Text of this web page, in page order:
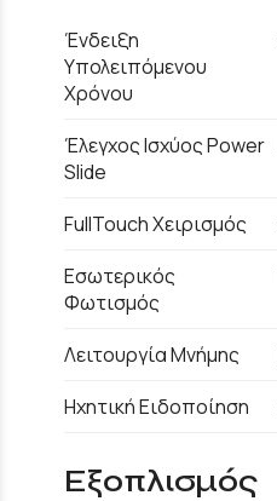
Ένδειξη
Υπολειπόμενου
Χρόνου
Έλεγχος Ισχύος Power
Slide
FullTouch Χειρισμός
Εσωτερικός
Φωτισμός
Λειτουργία Μνήμης
Ηχητική Ειδοποίηση
Εξοπλισμός